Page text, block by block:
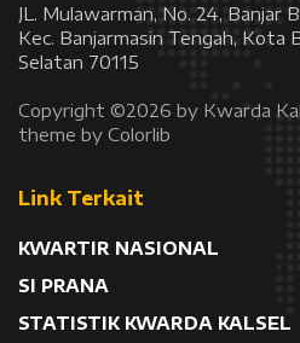
JL. Mulawarman, No. 24, Banjar
Kec. Banjarmasin Tengah, Kota
Selatan 70115
Copyright ©2026 by Kwarda
theme by Colorlib
Link Terkait
KWARTIR NASIONAL
SI PRANA
STATISTIK KWARDA KALSEL